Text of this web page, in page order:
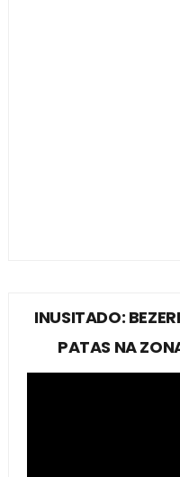
INUSITADO:
PATAS NA